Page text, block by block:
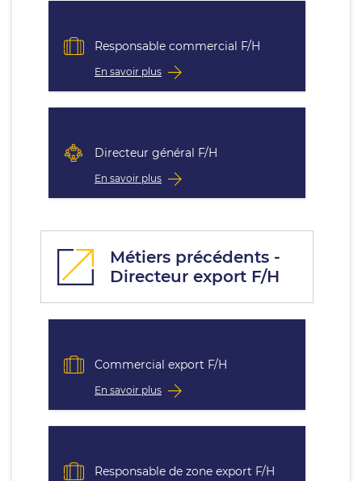
Responsable commercial F/H
En savoir plus
Directeur général F/H
En savoir plus
Métiers précédents -
Directeur export F/H
Commercial export F/H
En savoir plus
Responsable de zone export F/H